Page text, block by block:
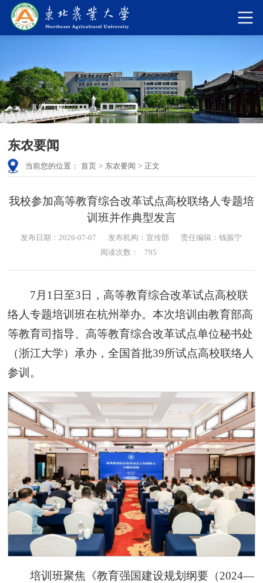
东农要闻
当前您的位置： 首页 > 东农要闻 > 正文
我校参加高等教育综合改革试点高校联络人专题培
训班并作典型发言
发布日期：2026-07-07 发布机构：宣传部
责任编辑：钱振宁
阅读次数：
795
7月1日至3日，高等教育综合改革试点高校联
络人专题培训班在杭州举办。本次培训由教育部高
等教育司指导、高等教育综合改革试点单位秘书处
（浙江大学）承办，全国首批39所试点高校联络人
参训。
培训班聚焦《教育强国建设规划纲要（2024—